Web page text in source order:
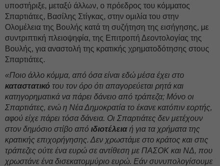
υποστήριξε, μεταξύ άλλων, ο πρόεδρος του κόμματος
Σπαρτιάτες, Βασίλης Στίγκας, στην ομιλία του στην
Ολομέλεια της Βουλής κατά τη συζήτηση της εισήγησης, με
συντριπτική πλειοψηφία, της Επιτροπή Δεοντολογίας της
Βουλής, για αναστολή της κρατικής χρηματοδότησης στους
Σπαρτιάτες.
«Ποιο άλλο κόμμα, από όσα είναι εδώ μέσα έχει στο
καταστατικό του τον όρο ότι απαγορεύεται ρητά και
κατηγορηματικά να πάρει δάνειο από τράπεζα; Μόνο οι
Σπαρτιάτες, ενώ η Νέα Δημοκρατία το έκανε κατόπιν εορτής,
αφού είχε πάρει τόσα δάνεια. Οι Σπαρτιάτες δεν μετέχουν
στον δημόσιο στίβο από ιδιοτέλεια ή για τα χρήματα της
κρατικής επιχορήγησης. Δεν χρωστάμε στο κράτος και στις
τράπεζες ούτε ένα ευρώ σε αντίθεση με ΠΑΣΟΚ και ΝΔ, που
χρωστάνε ένα δισεκατομμύριο ευρώ. Εάν συνυπολογίσουμε